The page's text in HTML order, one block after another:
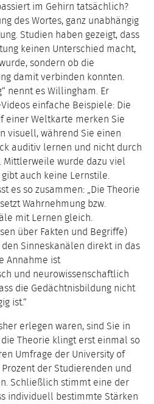
im Gehirn tatsächlich?
des Wortes, ganz unabhängig
Studien haben gezeigt, dass
keinen Unterschied macht,
sondern ob die
damit verbinden konnten.
nennt es Willingham. Er
einfache Beispiele: Die
einer Weltkarte merken Sie
visuell, während Sie einen
auditiv lernen und nicht durch
Mittlerweile wurde dazu viel
auch keine Lernstile.
es so zusammen: „Die Theorie
Wahrnehmung bzw.
mit Lernen gleich.
über Fakten und Begriffe)
Sinneskanälen direkt in das
Annahme ist
und neurowissenschaftlich
die Gedächtnisbildung nicht
ist.“
erlegen waren, sind Sie in
Theorie klingt erst einmal so
Umfrage der University of
der Studierenden und
Schließlich stimmt eine der
individuell bestimmte Stärken